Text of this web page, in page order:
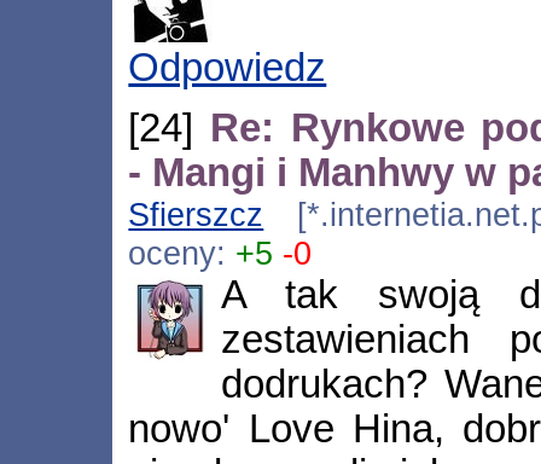
Odpowiedz
[24] Re: Rynkowe
- Mangi i Manhwy w
Sfierszcz
oceny: +5 -0
A tak swoją
zestawieniach
dodrukach?
nowo' Love Hina,